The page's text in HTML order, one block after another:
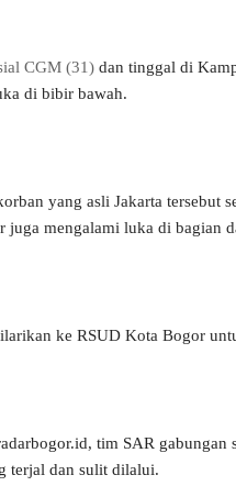
CGM (31)dan tinggal di
di bibir bawah.
yang asli Jakarta tersebut
juga mengalami luka di bagian
ke RSUD Kota Bogor
tim SAR gabungan
terjal dan sulit dilalui.